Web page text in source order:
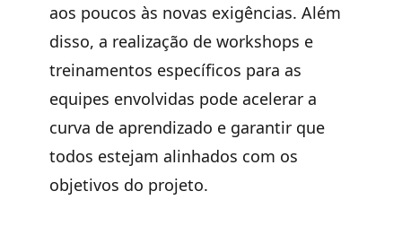
aos poucos às novas exigências. Além
disso, a realização de workshops e
treinamentos específicos para as
equipes envolvidas pode acelerar a
curva de aprendizado e garantir que
todos estejam alinhados com os
objetivos do projeto.